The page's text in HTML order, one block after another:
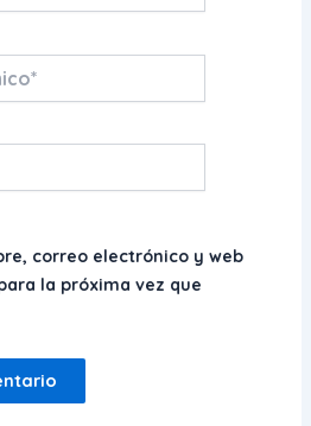
correo electrónico y web
la próxima vez que